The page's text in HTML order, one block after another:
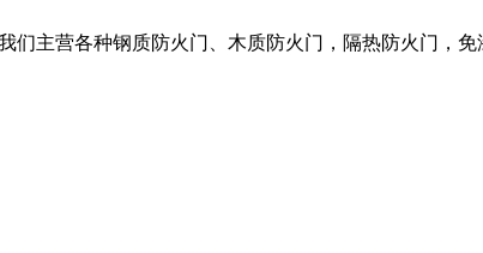
们主营各种钢质防火门、木质防火门，隔热防火门，